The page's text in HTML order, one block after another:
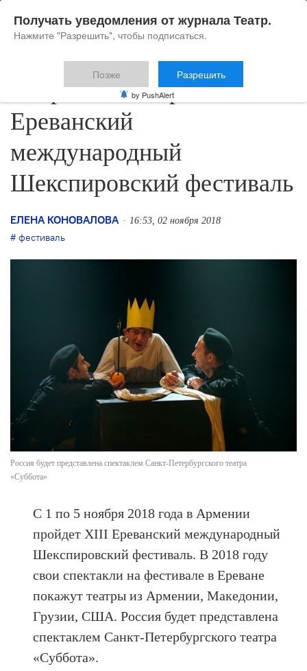
В Армении открылся XIII
Ереванский
международный
Шекспировский фестиваль
ЕЛЕНА КОНОВАЛОВА 16:53, 02 ноября 2018
фестиваль
Россия будет представлена спектаклем Санкт-Петербургского театра
«Суббота»
С 1 по 5 ноября 2018 года в Армении
пройдет XIII Ереванский международный
Шекспировский фестиваль. В 2018 году
свои спектакли на фестивале в Ереване
покажут театры из Армении, Македонии,
Грузии, США. Россия будет представлена
спектаклем Санкт-Петербургского театра
«Суббота».
Получать уведомления от журнала Театр.
Нажмите "Разрешить", чтобы подписаться.
Позже Разрешить
by PushAlert